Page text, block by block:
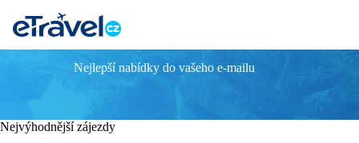
PROTARAS PLAZA
Nový boutiqový hotel na okraji letoviska Protaras, v okolí
Nejlepší nabídky do vašeho e-mailu
Nejvýhodnější zájezdy